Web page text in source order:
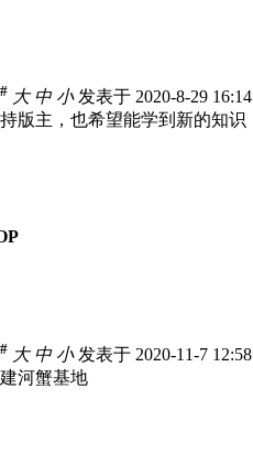
# 大 中 小发表于 2020-8-29 16:14
版主，也希望能学到新的知识
# 大 中 小发表于 2020-11-7 12:58
河蟹基地